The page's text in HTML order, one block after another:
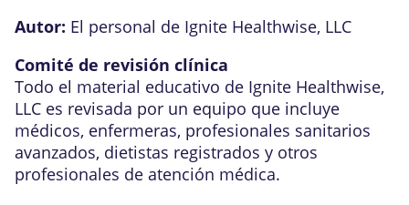
Autor: El personal de Ignite Healthwise, LLC
Comité de revisión clínica
Todo el material educativo de Ignite Healthwise,
LLC es revisada por un equipo que incluye
médicos, enfermeras, profesionales sanitarios
avanzados, dietistas registrados y otros
profesionales de atención médica.